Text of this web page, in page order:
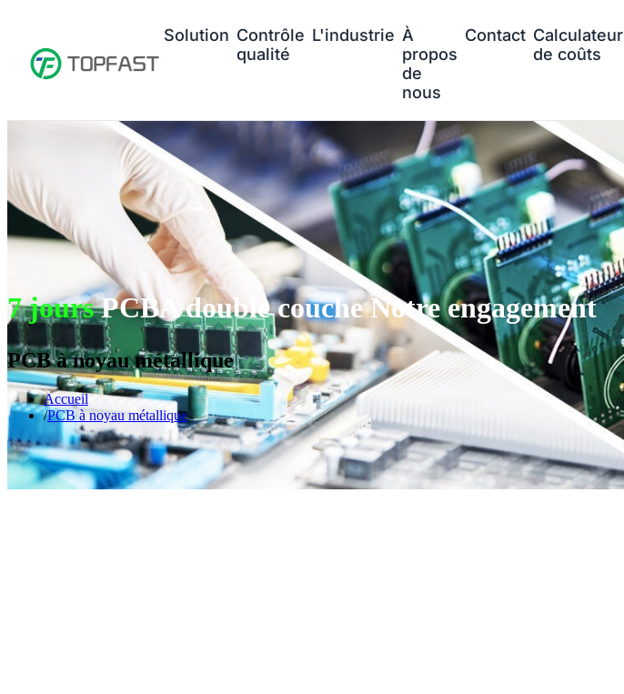
Solution Contrôle
qualité
L'industrie À
propos
de
nous
Contact Calculateur
de coûts
7 joursPCBA double couche Notre engagement
PCB à noyau métallique
Accueil
PCB à noyau métallique